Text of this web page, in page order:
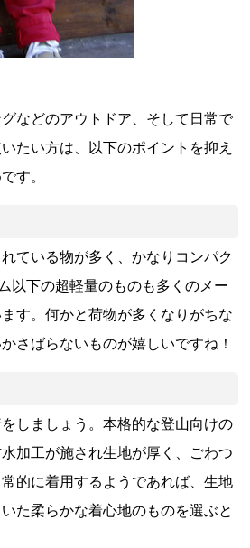
などのアウトドア、そして日常で
たい方は、以下のポイントを抑え
す。
ている物が多く、かなりコンパク
以下の超軽量のものも多くのメー
す。何かと荷物が多くなりがちな
さばらないものが嬉しいですね！
しましょう。本格的な登山向けの
加工が施され生地が厚く、ごわつ
的に着用するようであれば、生地
た柔らかな着心地のものを選ぶと